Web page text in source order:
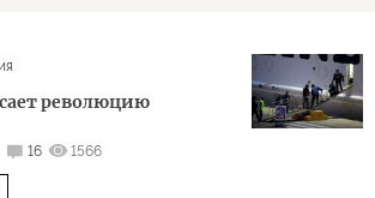
революцию
16 1566